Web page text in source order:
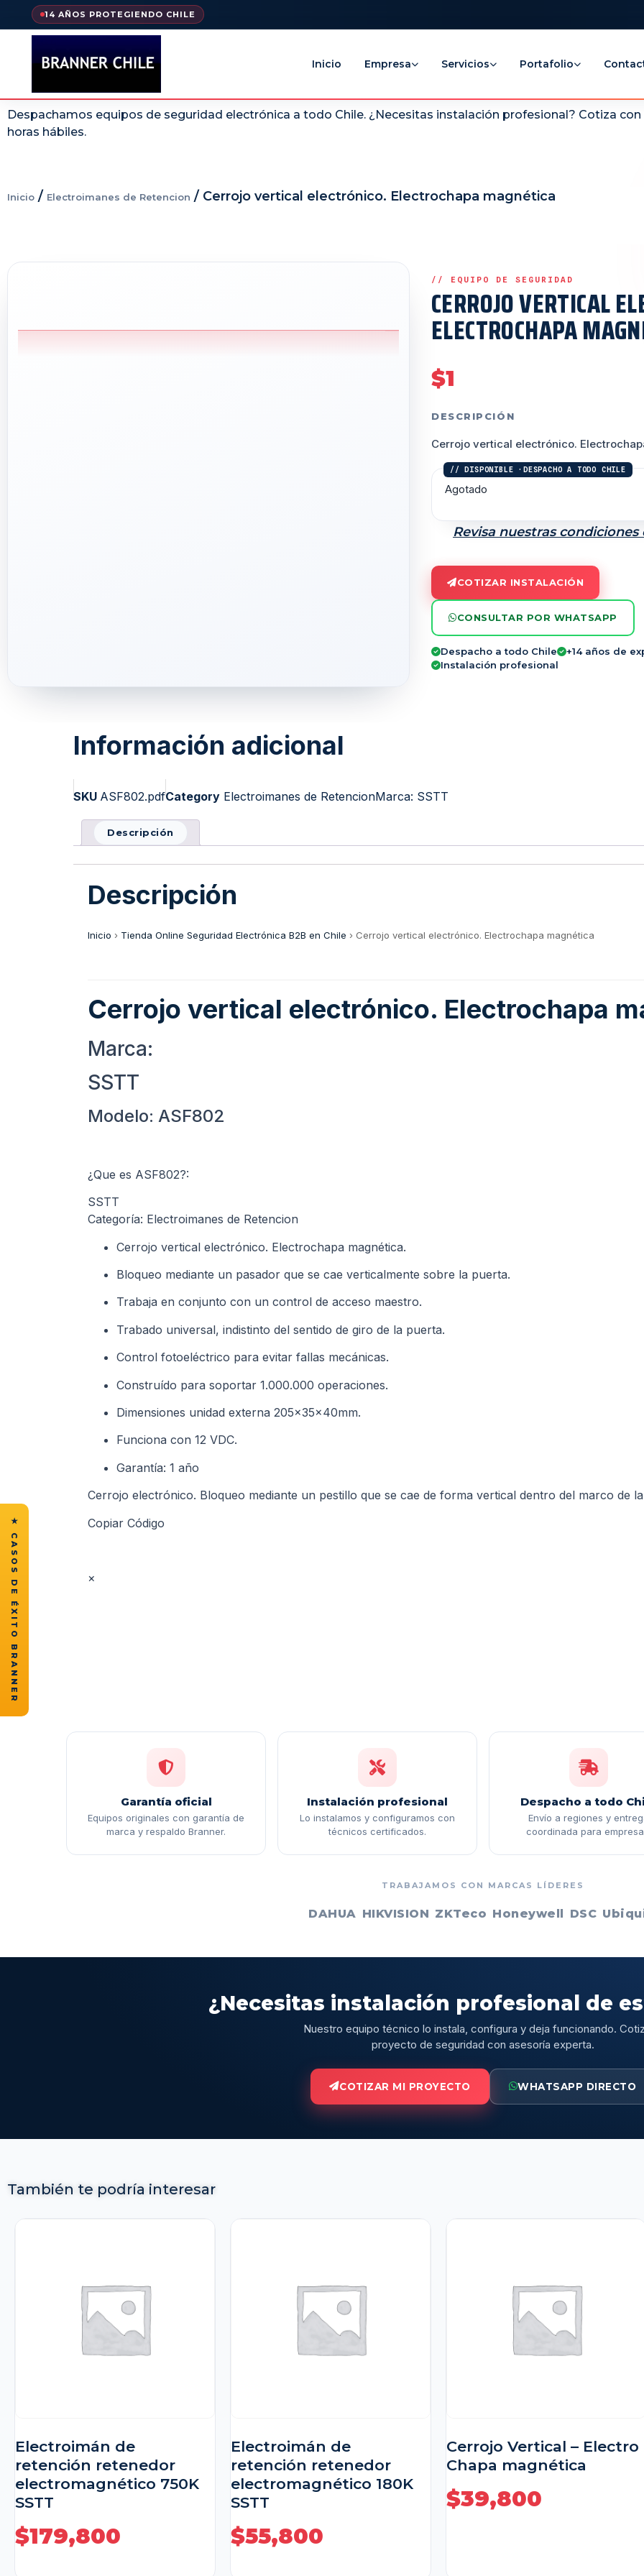
14 AÑOS PROTEGIENDO CHILE
Inicio Empresa Servicios Portafolio
Despachamos equipos de seguridad electrónica a todo Chile. ¿Necesitas instalación profesional? Cotiza
horas hábiles.
Inicio / Electroimanes de Retencion / Cerrojo vertical electrónico. Electrochapa magnética
CERROJO VERTICAL
ELECTROCHAPA
$1
DESCRIPCIÓN
Cerrojo vertical electrónico.
Agotado
Revisa nuestras condiciones
COTIZAR INSTALACIÓN
CONSULTAR POR WHATSAPP
Despacho a todo Chile
+14 años de
Instalación profesional
Información adicional
SKU ASF802.pdfCategory Electroimanes de RetencionMarca: SSTT
Descripción
Descripción
Inicio › Tienda Online Seguridad Electrónica B2B en Chile › Cerrojo vertical electrónico. Electrochapa magnética
Cerrojo vertical electrónico. Electrochapa
Marca:
SSTT
Modelo: ASF802
¿Que es ASF802?:
SSTT
Categoría: Electroimanes de Retencion
Cerrojo vertical electrónico. Electrochapa magnética.
Bloqueo mediante un pasador que se cae verticalmente sobre la puerta.
Trabaja en conjunto con un control de acceso maestro.
Trabado universal, indistinto del sentido de giro de la puerta.
Control fotoeléctrico para evitar fallas mecánicas.
Construído para soportar 1.000.000 operaciones.
Dimensiones unidad externa 205x35x40mm.
Funciona con 12 VDC.
Garantía: 1 año
Cerrojo electrónico. Bloqueo mediante un pestillo que se cae de forma vertical dentro del marco de
Copiar Código
×
Garantía oficial
Equipos originales con garantía de
marca y respaldo Branner.
Instalación profesional
Lo instalamos y configuramos con
técnicos certificados.
Despacho a todo
Envío a regiones y
coordinada para
TRABAJAMOS CON MARCAS LÍDERES
DAHUA HIKVISION ZKTeco Honeywell DSC
¿Necesitas instalación profesional de
Nuestro equipo técnico lo instala, configura y deja funcionando.
proyecto de seguridad con asesoría experta.
COTIZAR MI PROYECTO WHATSAPP DIRECTO
También te podría interesar
Electroimán de
retención retenedor
electromagnético 750K
SSTT
$179,800
Electroimán de
retención retenedor
electromagnético 180K
SSTT
$55,800
Cerrojo Vertical – Electro
Chapa magnética
$39,800
★ CASOS DE ÉXITO BRANNER